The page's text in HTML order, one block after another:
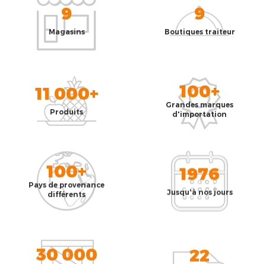
9
Magasins
9
Boutiques traiteur
11 000+
Produits
100+
Grandes marques
d'importation
100+
Pays de provenance
différents
1976
Jusqu'à nos jours
30 000 22